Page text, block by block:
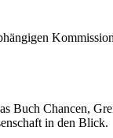
Buch Chancen,
in den Blick.